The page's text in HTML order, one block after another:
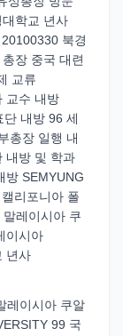
학교 년사
북경
장 중국 대련
교류
교수 내방
단 내방 96 세
총장 일행 내
내방 및 학과
방 SEMYUNG
리포니아 폴
레이시아 쿠
이시아
년사
레이시아 쿠알
99 국